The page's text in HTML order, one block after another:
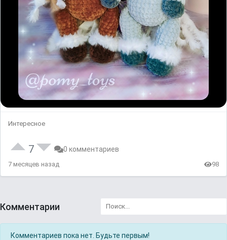
Интересное
7 0 комментариев
7 месяцев назад 98
Комментарии
Комментариев пока нет. Будьте первым!